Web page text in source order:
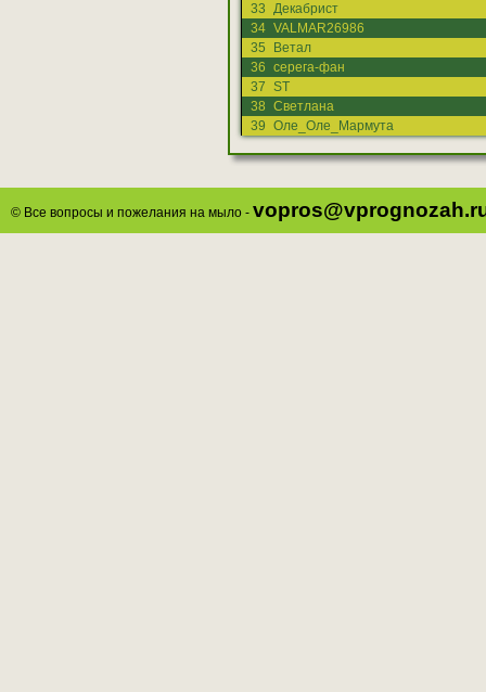
33 Декабрист
34 VALMAR26986
35
Ветал
36 серега-фан
37 ST
38 Светлана
39 Оле_Оле_Мармута
© Все вопросы и пожелания на мыло -